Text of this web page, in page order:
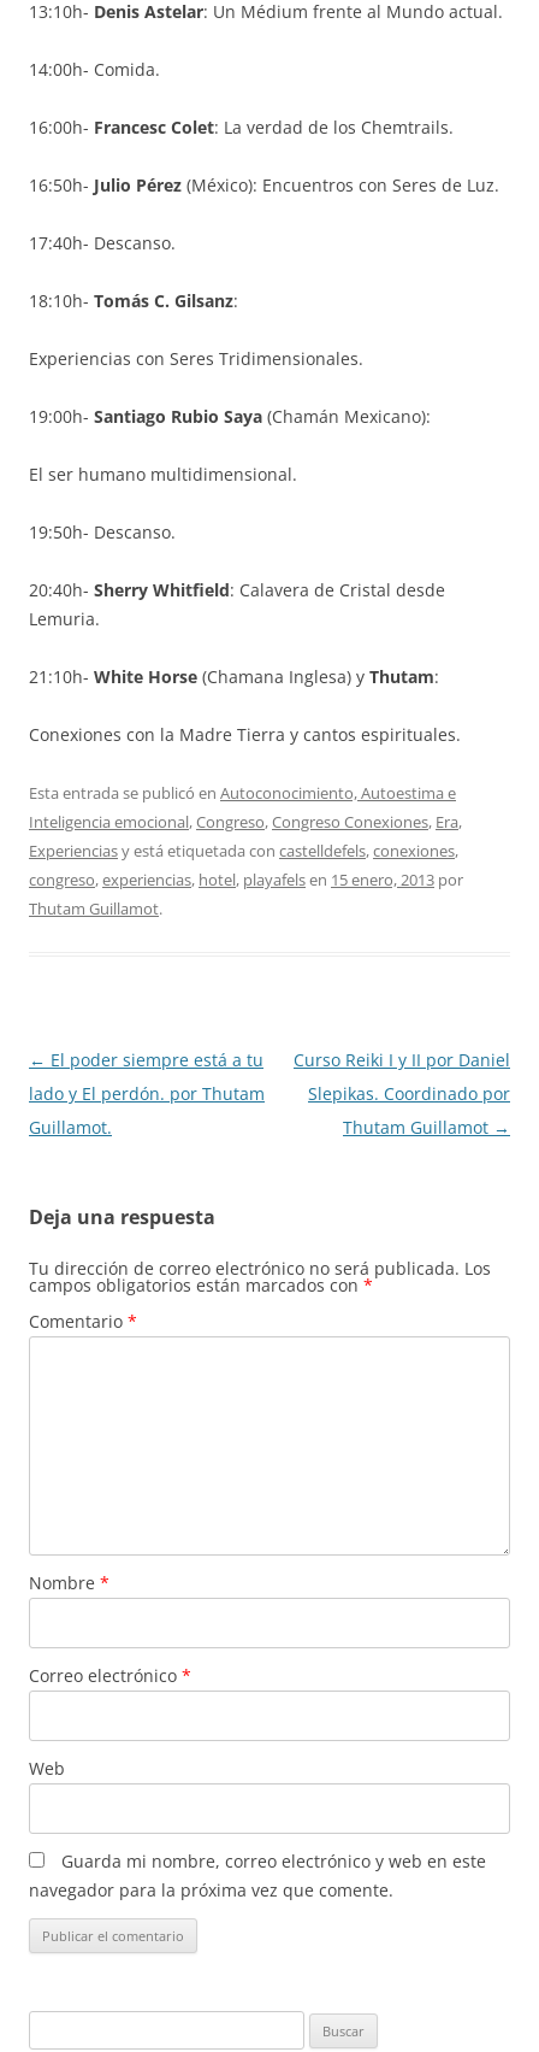
13:10h- Denis Astelar: Un Médium frente al Mundo actual.
14:00h- Comida.
16:00h- Francesc Colet: La verdad de los Chemtrails.
16:50h- Julio Pérez (México): Encuentros con Seres de Luz.
17:40h- Descanso.
18:10h- Tomás C. Gilsanz:
Experiencias con Seres Tridimensionales.
19:00h- Santiago Rubio Saya (Chamán Mexicano):
El ser humano multidimensional.
19:50h- Descanso.
20:40h- Sherry Whitfield: Calavera de Cristal desde
Lemuria.
21:10h- White Horse (Chamana Inglesa) y Thutam:
Conexiones con la Madre Tierra y cantos espirituales.
Esta entrada se publicó en Autoconocimiento, Autoestima e
Inteligencia emocional,Congreso,Congreso Conexiones, Era,
Experienciasy está etiquetada con castelldefels,conexiones,
congreso,experiencias, hotel, playafelsen 15 enero, 2013 por
Thutam Guillamot.
Navegación
de
entradas
← El poder siempre está a tu
lado y El perdón. por Thutam
Guillamot.
Curso Reiki I y II por Daniel
Slepikas. Coordinado por
Thutam Guillamot →
Deja una respuesta
Tu dirección de correo electrónico no será publicada. Los
campos obligatorios están marcados con *
Comentario *
Nombre *
Correo electrónico *
Web
Guarda mi nombre, correo electrónico y web en este
navegador para la próxima vez que comente.